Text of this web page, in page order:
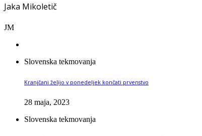
Jaka Mikoletič
JM
Slovenska tekmovanja
Kranjčani želijo v ponedeljek končati prvenstvo
28 maja, 2023
Slovenska tekmovanja